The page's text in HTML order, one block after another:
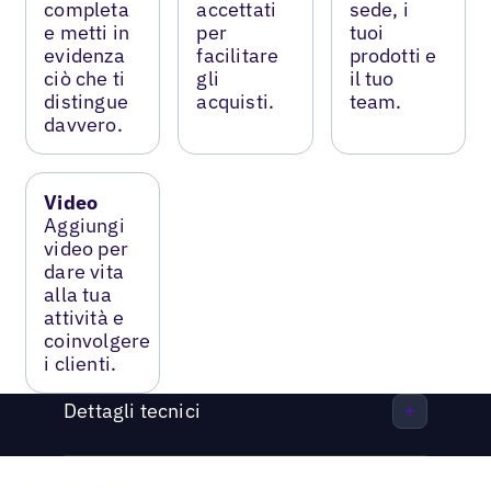
completa
e metti in
evidenza
ciò che ti
distingue
davvero.
accettati
per
facilitare
gli
acquisti.
sede, i
tuoi
prodotti e
il tuo
team.
Video
Aggiungi
video per
dare vita
alla tua
attività e
coinvolgere
i clienti.
Dettagli tecnici